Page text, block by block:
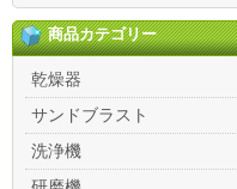
商品カテゴリー
乾燥器
サンドブラスト
洗浄機